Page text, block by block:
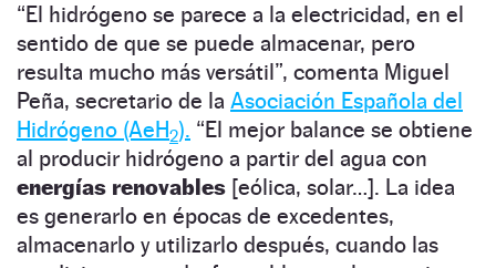
“El hidrógeno se parece a la electricidad, en el
sentido de que se puede almacenar, pero
resulta mucho más versátil”, comenta Miguel
Peña, secretario de la Asociación Española del
Hidrógeno (AeH2). “El mejor balance se obtiene
al producir hidrógeno a partir del agua con
energías renovables [eólica, solar…]. La idea
es generarlo en épocas de excedentes,
almacenarlo y utilizarlo después, cuando las